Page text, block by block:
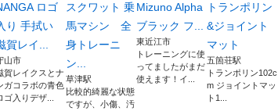
ロゴ
り 手拭い
賀レイ...
山市
賀レイクスとナ
ガコラボの青色
ゴ入りデザ...
スクワット 乗
馬マシン 全
身トレーニ
ン...
草津駅
比較的綺麗な状態
ですが、小傷、汚
Mizuno Alpha
ブラック フ...
東近江市
トレーニングに使
ってましたがまだ
使えます！イ...
トランポリン
&ジョイント
マット
五箇荘駅
トランポリン102c
m ジョイントマッ
ト1...